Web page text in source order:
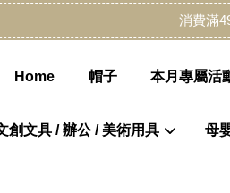
消費滿
Home 帽子 本月專屬活
創文具 / 辦公 / 美術用具 母